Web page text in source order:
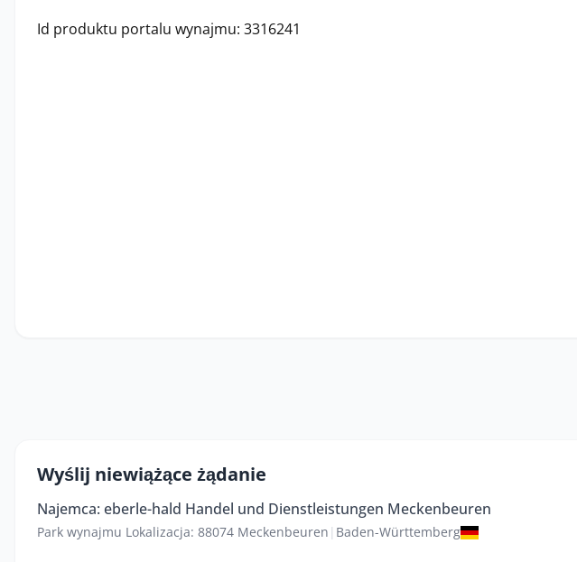
Id produktu portalu wynajmu: 3316241
Wyślij niewiążące żądanie
Najemca: eberle-hald Handel und Dienstleistungen Meckenbeuren
Park wynajmu Lokalizacja: 88074 Meckenbeuren | Baden-Württemberg